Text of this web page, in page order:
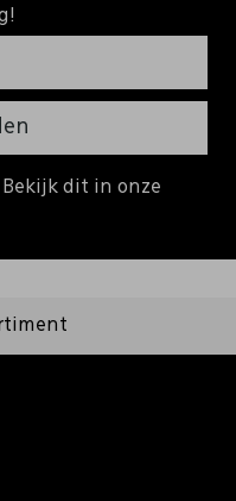
Bekijk dit in onze